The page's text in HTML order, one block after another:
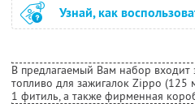
Узнай, как
В предлагаемый Вам набор входит
топливо для зажигалок Zippo (125
1 фитиль, а также фирменная